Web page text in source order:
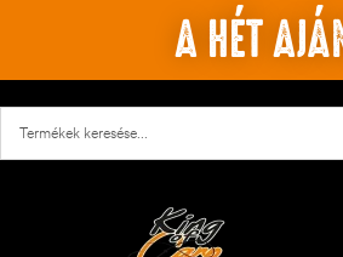
A HÉT